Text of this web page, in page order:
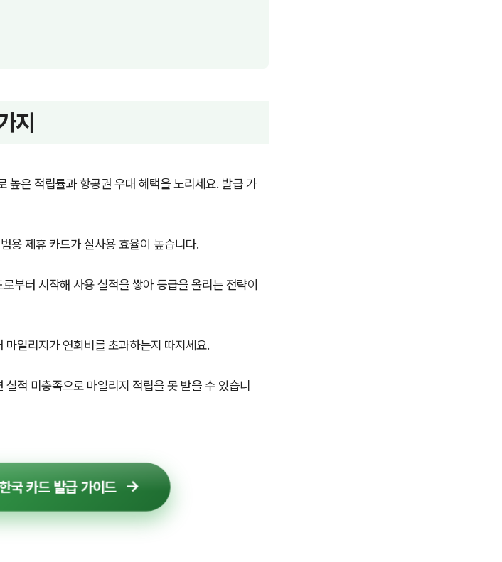
지
높은 적립률과 항공권 우대 혜택을 노리세요. 발급 가
용 제휴 카드가 실사용 효율이 높습니다.
부터 시작해 사용 실적을 쌓아 등급을 올리는 전략이
마일리지가 연회비를 초과하는지 따지세요.
실적 미충족으로 마일리지 적립을 못 받을 수 있습니
국 카드 발급 가이드